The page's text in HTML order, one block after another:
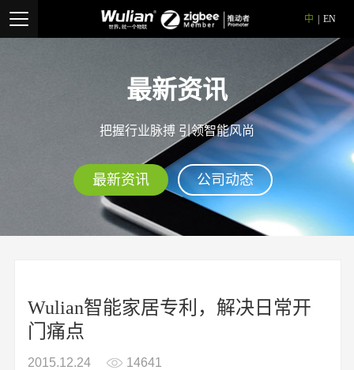
中 EN
最新资讯
把握行业脉搏 引领智能风尚
最新资讯 公司动态
Wulian智能家居专利，解决日常开
门痛点
2015.12.24 14641